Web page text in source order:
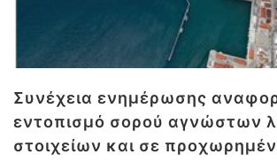
Συνέχεια ενημέρωσης
εντοπισμό σορού αγνώστων
στοιχείων και σε